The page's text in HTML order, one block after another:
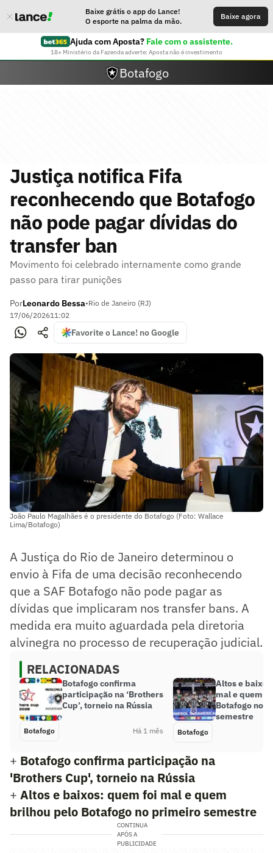
Baixe grátis o app do Lance!
O esporte na palma da mão.
Baixe agora
Ajuda com Aposta? Fale com o assistente.
18+ Ministério da Fazenda adverte: Aposta não é investimento
Botafogo
Justiça notifica Fifa
reconhecendo que Botafogo
não pode pagar dívidas do
transfer ban
Movimento foi celebrado internamente como grande
passo para tirar punições
PorLeonardo Bessa•Rio de Janeiro (RJ)
17/06/202611:02
Favorite o Lance! no Google
João Paulo Magalhães é o presidente do Botafogo (Foto: Wallace
Lima/Botafogo)
A Justiça do Rio de Janeiro determinou o
envio à Fifa de uma decisão reconhecendo
que a SAF Botafogo não pode pagar as
dívidas que implicaram nos transfer bans. A
medida era muito aguardada pela diretoria
alvinegra no processo de recuperação judicial.
RELACIONADAS
Botafogo confirma
participação na ‘Brothers
Cup’, torneio na Rússia
Botafogo Há 1 mês
Altos e
mal e quem
Botafogo no
semestre
Botafogo
+ Botafogo confirma participação na
'Brothers Cup', torneio na Rússia
+ Altos e baixos: quem foi mal e quem
brilhou pelo Botafogo no primeiro semestre
CONTINUA
APÓS A
PUBLICIDADE